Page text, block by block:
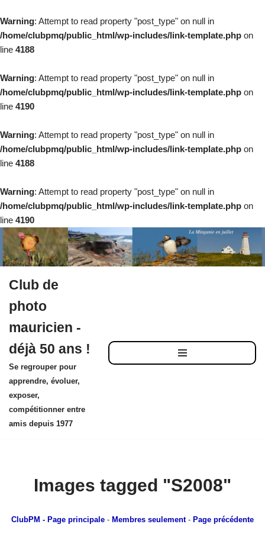
Warning: Attempt to read property "post_type" on null in
/home/clubpmq/public_html/wp-includes/link-template.php on
line 4188
Warning: Attempt to read property "post_type" on null in
/home/clubpmq/public_html/wp-includes/link-template.php on
line 4190
Warning: Attempt to read property "post_type" on null in
/home/clubpmq/public_html/wp-includes/link-template.php on
line 4188
Warning: Attempt to read property "post_type" on null in
/home/clubpmq/public_html/wp-includes/link-template.php on
line 4190
au
contenu
Club de
photo
mauricien -
déjà 50 ans !
Se regrouper pour
apprendre, évoluer,
exposer,
compétitionner entre
amis depuis 1977
Images tagged "S2008"
ClubPM - Page principale - Membres seulement- Page précédente